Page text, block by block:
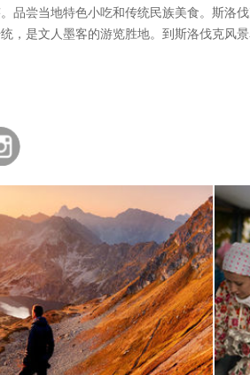
品尝当地特色小吃和传统民族美食。斯洛
，是文人墨客的游览胜地。到斯洛伐克风